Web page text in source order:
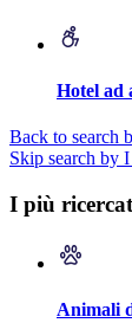
Hotel ad
Back to search
Skip search by
I più
Animali